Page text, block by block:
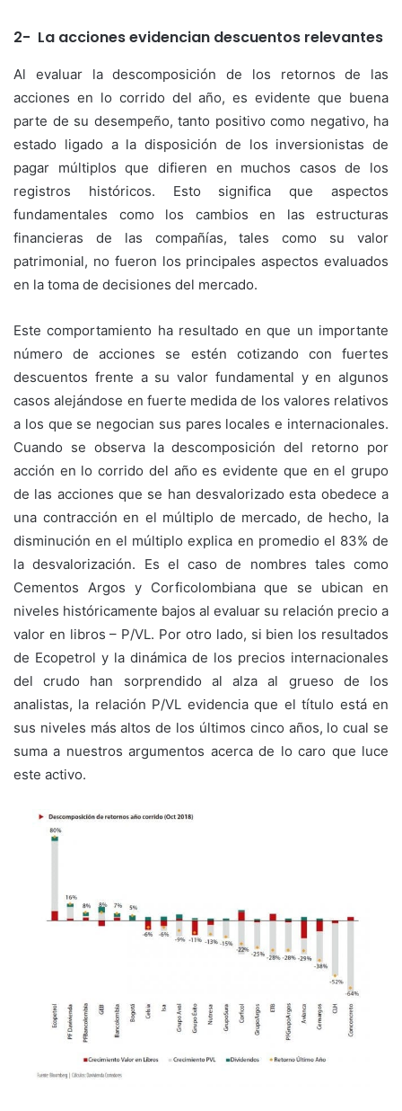
2- La acciones evidencian descuentos relevantes
Al evaluar la descomposición de los retornos de las
acciones en lo corrido del año, es evidente que buena
parte de su desempeño, tanto positivo como negativo, ha
estado ligado a la disposición de los inversionistas de
pagar múltiplos que difieren en muchos casos de los
registros históricos. Esto significa que aspectos
fundamentales como los cambios en las estructuras
financieras de las compañías, tales como su valor
patrimonial, no fueron los principales aspectos evaluados
en la toma de decisiones del mercado.
Este comportamiento ha resultado en que un importante
número de acciones se estén cotizando con fuertes
descuentos frente a su valor fundamental y en algunos
casos alejándose en fuerte medida de los valores relativos
a los que se negocian sus pares locales e internacionales.
Cuando se observa la descomposición del retorno por
acción en lo corrido del año es evidente que en el grupo
de las acciones que se han desvalorizado esta obedece a
una contracción en el múltiplo de mercado, de hecho, la
disminución en el múltiplo explica en promedio el 83% de
la desvalorización. Es el caso de nombres tales como
Cementos Argos y Corficolombiana que se ubican en
niveles históricamente bajos al evaluar su relación precio a
valor en libros – P/VL. Por otro lado, si bien los resultados
de Ecopetrol y la dinámica de los precios internacionales
del crudo han sorprendido al alza al grueso de los
analistas, la relación P/VL evidencia que el título está en
sus niveles más altos de los últimos cinco años, lo cual se
suma a nuestros argumentos acerca de lo caro que luce
este activo.